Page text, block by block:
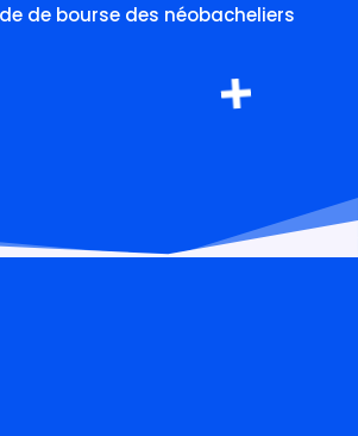
de bourse des néobacheliers